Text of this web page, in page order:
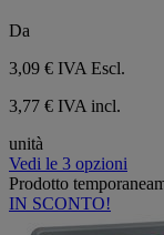
Da
3,09 € IVA Escl.
3,77 € IVA incl.
unità
Vedi le 3 opzioni
Prodotto
IN SCONTO!